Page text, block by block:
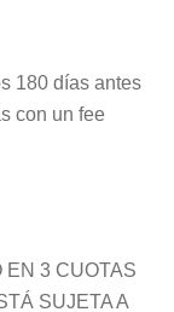
180 días antes
con un fee
EN 3 CUOTAS
SUJETA A